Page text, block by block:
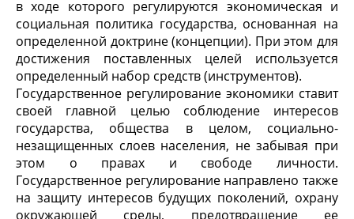
в ходе которого регулируются экономическая и
социальная политика государства, основанная на
определенной доктрине (концепции). При этом для
достижения поставленных целей используется
определенный набор средств (инструментов).
Государственное регулирование экономики ставит
своей главной целью соблюдение интересов
государства, общества в целом, социально-
незащищенных слоев населения, не забывая при
этом о правах и свободе личности.
Государственное регулирование направлено также
на защиту интересов будущих поколений, охрану
окружающей среды, предотвращение ее